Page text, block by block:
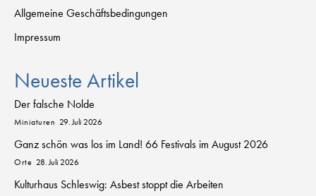
Allgemeine Geschäftsbedingungen
Impressum
Neueste Artikel
Der falsche Nolde
Miniaturen 29. Juli 2026
Ganz schön was los im Land! 66 Festivals im August 2026
Orte 28. Juli 2026
Kulturhaus Schleswig: Asbest stoppt die Arbeiten